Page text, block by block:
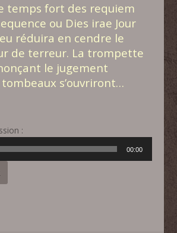
temps fort des requiem
ou Dies irae Jour
réduira en cendre le
de terreur. La trompette
le jugement
s’ouvriront…
:
00:00